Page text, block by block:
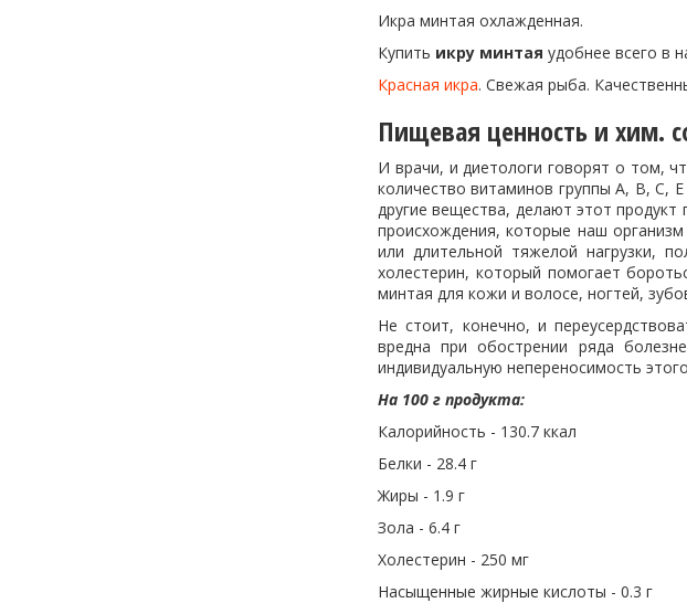
Икра минтая охлажденная.
Купить икру минтая удобнее всего в
Красная икра. Свежая рыба.
Пищевая ценность и хим.
И врачи, и диетологи говорят о том,
количество витаминов группы А, В, С,
другие вещества, делают этот
происхождения, которые наш
или длительной тяжелой нагрузки,
холестерин, который помогает
минтая для кожи и волосе, ногтей,
Не стоит, конечно, и
вредна при обострении ряда
индивидуальную непереносимость
На 100 г продукта:
Калорийность - 130.7 ккал
Белки - 28.4 г
Жиры - 1.9 г
Зола - 6.4 г
Холестерин - 250 мг
Насыщенные жирные кислоты - 0.3 г